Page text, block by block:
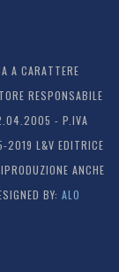
A CARATTERE
RESPONSABILE
- P.IVA
L&V EDITRICE
ANCHE
BY: ALO